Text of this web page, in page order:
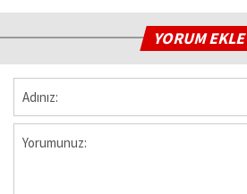
YORUM EKLE